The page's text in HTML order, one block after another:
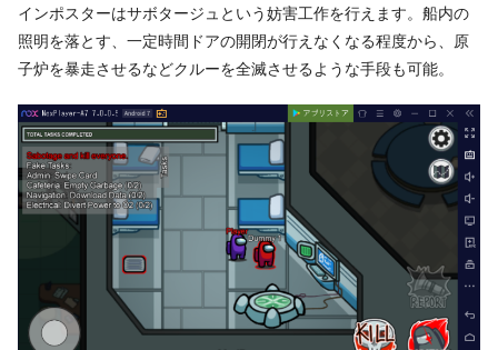
インポスターはサボタージュという妨害工作を行えます。船内の
照明を落とす、一定時間ドアの開閉が行えなくなる程度から、原
子炉を暴走させるなどクルーを全滅させるような手段も可能。